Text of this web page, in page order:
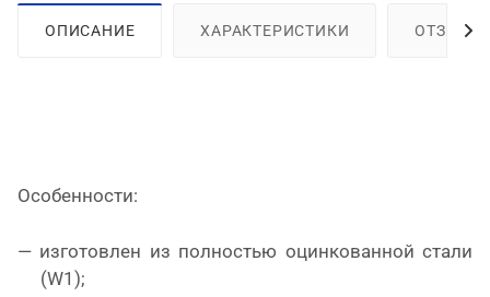
ОПИСАНИЕ ХАРАКТЕРИСТИКИ ОТЗЫВЫ
Особенности:
изготовлен из полностью оцинкованной стали
(W1);